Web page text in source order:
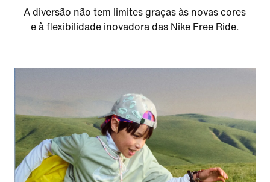
A di­ver­são não tem li­mi­tes gra­ças às novas cores
e à fle­xi­bi­li­da­de inovadora das Nike Free Ride.